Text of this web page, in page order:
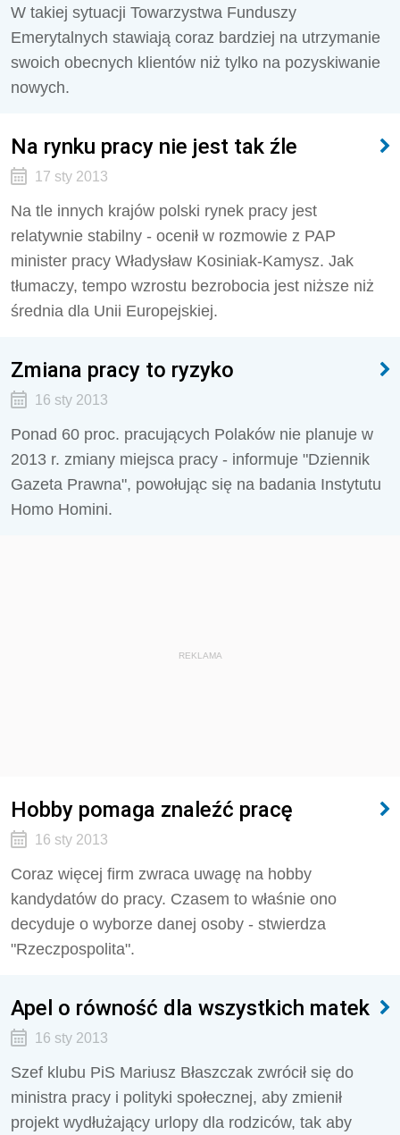
W takiej sytuacji Towarzystwa Funduszy
Emerytalnych stawiają coraz bardziej na utrzymanie
swoich obecnych klientów niż tylko na pozyskiwanie
nowych.
Na rynku pracy nie jest tak źle
17 sty 2013
Na tle innych krajów polski rynek pracy jest
relatywnie stabilny - ocenił w rozmowie z PAP
minister pracy Władysław Kosiniak-Kamysz. Jak
tłumaczy, tempo wzrostu bezrobocia jest niższe niż
średnia dla Unii Europejskiej.
Zmiana pracy to ryzyko
16 sty 2013
Ponad 60 proc. pracujących Polaków nie planuje w
2013 r. zmiany miejsca pracy - informuje "Dziennik
Gazeta Prawna", powołując się na badania Instytutu
Homo Homini.
REKLAMA
Hobby pomaga znaleźć pracę
16 sty 2013
Coraz więcej firm zwraca uwagę na hobby
kandydatów do pracy. Czasem to właśnie ono
decyduje o wyborze danej osoby - stwierdza
"Rzeczpospolita".
Apel o równość dla wszystkich matek
16 sty 2013
Szef klubu PiS Mariusz Błaszczak zwrócił się do
ministra pracy i polityki społecznej, aby zmienił
projekt wydłużający urlopy dla rodziców, tak aby